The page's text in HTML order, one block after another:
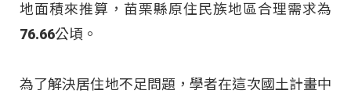
地面積來推算，苗栗縣原住民族地區合理需求為
76.66公頃。
為了解決居住地不足問題，學者在這次國土計畫中